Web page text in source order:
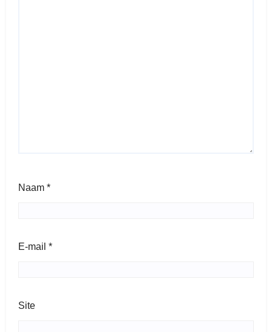
Naam *
E-mail *
Site